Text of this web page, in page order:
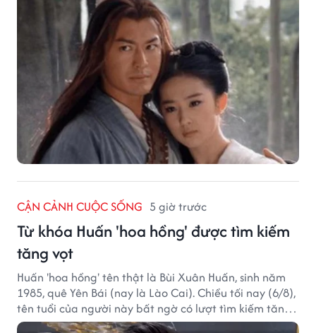
CẬN CẢNH CUỘC SỐNG 5 giờ trước
Từ khóa Huấn 'hoa hồng' được tìm kiếm
tăng vọt
Huấn 'hoa hồng' tên thật là Bùi Xuân Huấn, sinh năm
1985, quê Yên Bái (nay là Lào Cai). Chiều tối nay (6/8),
tên tuổi của người này bất ngờ có lượt tìm kiếm tăng
vọt.